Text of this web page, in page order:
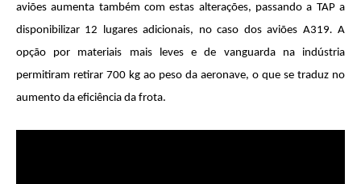
aviões aumenta também com estas alterações, passando a TAP a
disponibilizar 12 lugares adicionais, no caso dos aviões A319.A
opção por materiais mais leves e de vanguarda na indústria
permitiram retirar 700 kg ao peso da aeronave, o que se traduz no
aumento da eficiência da frota.